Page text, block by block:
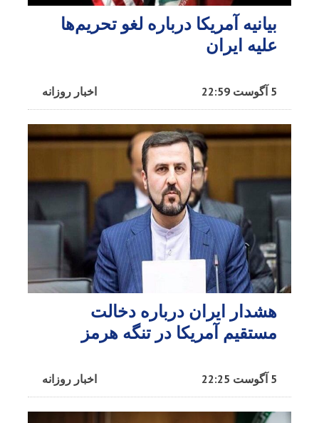
بیانیه آمریکا درباره لغو تحریم‌ها
علیه ایران
اخبار روزانه 5 آگوست 22:59
هشدار ایران درباره دخالت
مستقیم آمریکا در تنگه هرمز
اخبار روزانه 5 آگوست 22:25